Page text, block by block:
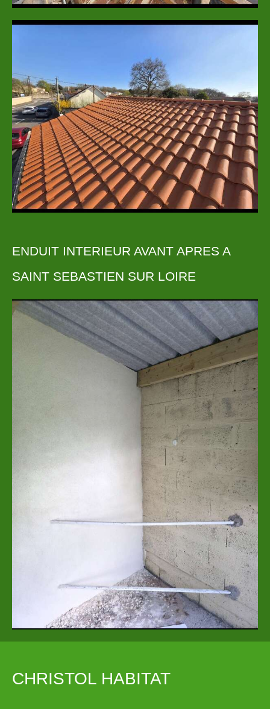
ENDUIT INTERIEUR AVANT APRES A
SAINT SEBASTIEN SUR LOIRE
CHRISTOL HABITAT